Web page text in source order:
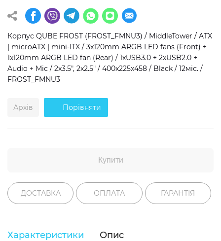
Операційна система
Windows 11 Home
Windows 11 Pro
Без ОС
Тип накопичувача
SSD
HDD
SSD + HDD
Додатково
RGB-підсвічування
Корпус QUBE FROST (FROST_FMNU3) / MiddleTower / ATX
| microATX | mini-ITX / 3x120mm ARGB LED fans (Front) +
1x120mm ARGB LED fan (Rear) / 1хUSB3.0 + 2хUSB2.0 +
Audio + Mic / 2x3.5", 2x2.5" / 400x225x458 / Black / 12міс. /
FROST_FMNU3
Архів Порівняти
Купити
ДОСТАВКА ОПЛАТА ГАРАНТІЯ
Характеристики Опис